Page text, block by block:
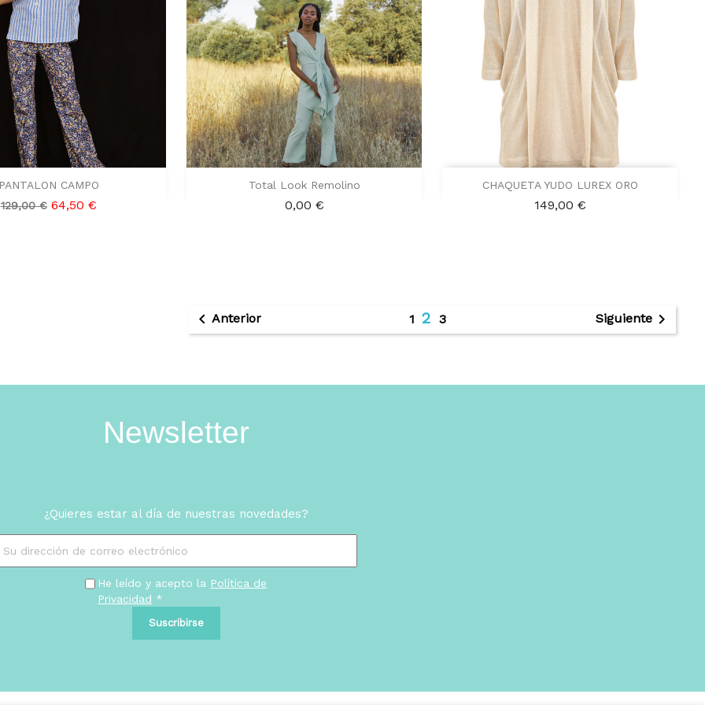
PANTALON CAMPO
Precio
129,00 € Precio
64,50 €
Vista rápida
Azul
Total Look Remolino
Precio
0,00 €
 Vista rápida
Verde
CHAQUETA YUDO LUREX ORO
Precio
149,00 €
Vista rápida
Beige
 Anterior 1 2 3 Siguiente
Newsletter
¿Quieres estar al día de nuestras novedades?
He leído y acepto la Política de
Privacidad *